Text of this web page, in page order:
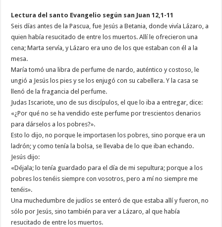
Lectura del santo Evangelio según san Juan 12,1-11
Seis días antes de la Pascua, fue Jesús a Betania, donde vivía Lázaro, a
quien había resucitado de entre los muertos. Allí le ofrecieron una
cena; Marta servía, y Lázaro era uno de los que estaban con él a la
mesa.
María tomó una libra de perfume de nardo, auténtico y costoso, le
ungió a Jesús los pies y se los enjugó con su cabellera. Y la casa se
llenó de la fragancia del perfume.
Judas Iscariote, uno de sus discípulos, el que lo iba a entregar, dice:
«¿Por qué no se ha vendido este perfume por trescientos denarios
para dárselos a los pobres?».
Esto lo dijo, no porque le importasen los pobres, sino porque era un
ladrón; y como tenía la bolsa, se llevaba de lo que iban echando.
Jesús dijo:
«Déjala; lo tenía guardado para el día de mi sepultura; porque a los
pobres los tenéis siempre con vosotros, pero a mí no siempre me
tenéis».
Una muchedumbre de judíos se enteró de que estaba allí y fueron, no
sólo por Jesús, sino también para ver a Lázaro, al que había
resucitado de entre los muertos.